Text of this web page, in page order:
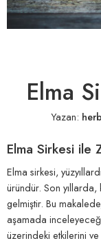
Elma
Yazan:
Elma Sirkesi ile
Elma sirkesi,
üründür. Son
gelmiştir. Bu
aşamada
üzerindeki etkilerini